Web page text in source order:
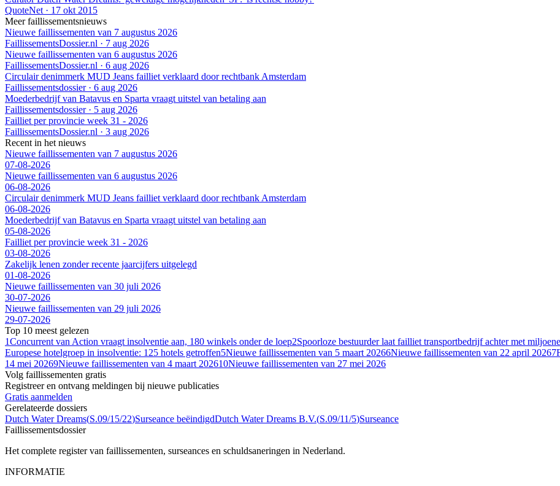
QuoteNet · 17 okt 2015
Meer faillissementsnieuws
Nieuwe faillissementen van 7 augustus 2026
FaillissementsDossier.nl · 7 aug 2026
Nieuwe faillissementen van 6 augustus 2026
FaillissementsDossier.nl · 6 aug 2026
Circulair denimmerk MUD Jeans failliet verklaard door rechtbank Amsterdam
Faillissementsdossier· 6 aug 2026
Moederbedrijf van Batavus en Sparta vraagt uitstel van betaling aan
Faillissementsdossier· 5 aug 2026
Failliet per provincie week 31 - 2026
FaillissementsDossier.nl · 3 aug 2026
Recent in het nieuws
Nieuwe faillissementen van 7 augustus 2026
07-08-2026
Nieuwe faillissementen van 6 augustus 2026
06-08-2026
Circulair denimmerk MUD Jeans failliet verklaard door rechtbank Amsterdam
06-08-2026
Moederbedrijf van Batavus en Sparta vraagt uitstel van betaling aan
05-08-2026
Failliet per provincie week 31 - 2026
03-08-2026
Zakelijk lenen zonder recente jaarcijfers uitgelegd
01-08-2026
Nieuwe faillissementen van 30 juli 2026
30-07-2026
Nieuwe faillissementen van 29 juli 2026
29-07-2026
Top 10 meest gelezen
1Concurrent van Action vraagt insolventie aan, 180 winkels onder de loep2Spoorloze bestuurder laat failliet transportbedrijf achter met
Europese hotelgroep in insolventie: 125 hotels getroffen5Nieuwe faillissementen van 5 maart 20266Nieuwe faillissementen van 22 april 20267
14 mei 20269Nieuwe faillissementen van 4 maart 202610Nieuwe faillissementen van 27 mei 2026
Volg faillissementen gratis
Registreer en ontvang meldingen bij nieuwe publicaties
Gratis aanmelden
Gerelateerde dossiers
Dutch Water Dreams(S.09/15/22)Surseance beëindigdDutch Water Dreams B.V.(S.09/11/5)Surseance
Faillissementsdossier
Het complete register van faillissementen, surseances en schuldsaneringen in Nederland.
INFORMATIE